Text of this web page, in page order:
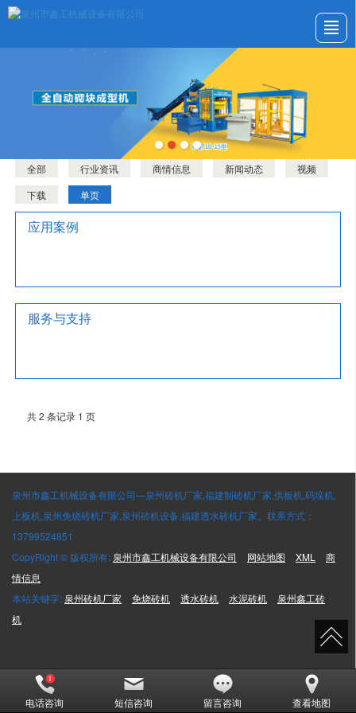
全部 行业资讯 商情信息 新闻动态
视频
下载
单页
应用案例
服务与支持
共 2 条记录 1 页
泉州市鑫工机械设备有限公司—泉州砖机厂家,福建制砖机厂家,供板机,码垛机,
上板机,泉州免烧砖机厂家,泉州砖机设备,福建透水砖机厂家。联系方式：
13799524851
CopyRight © 版权所有: 泉州市鑫工机械设备有限公司 网站地图 XML
商
情信息
本站关键字: 泉州砖机厂家 免烧砖机 透水砖机 水泥砖机
泉州鑫工砖
机
电话咨询 短信咨询 留言咨询 查看地图